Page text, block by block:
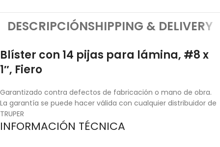
DESCRIPCIÓNSHIPPING & DELIVERY
Blíster con 14 pijas para lámina, #8 x
1″, Fiero
Garantizado contra defectos de fabricación o mano de obra.
La garantía se puede hacer válida con cualquier distribuidor de
TRUPER
INFORMACIÓN TÉCNICA